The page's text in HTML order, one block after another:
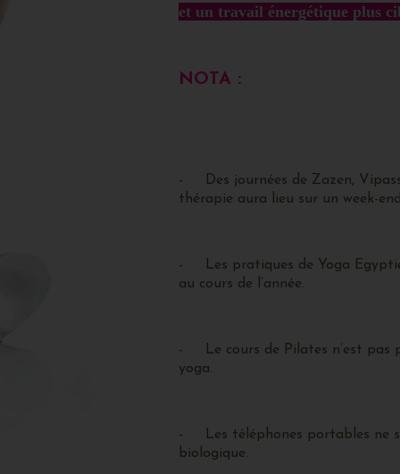
et un travail énergétique plus
NOTA :
- Des journées de Zazen,
thérapie aura lieu sur un week-
- Les pratiques de Yoga
au cours de l’année.
- Le cours de Pilates n’est pas
yoga.
- Les téléphones portables ne
biologique.